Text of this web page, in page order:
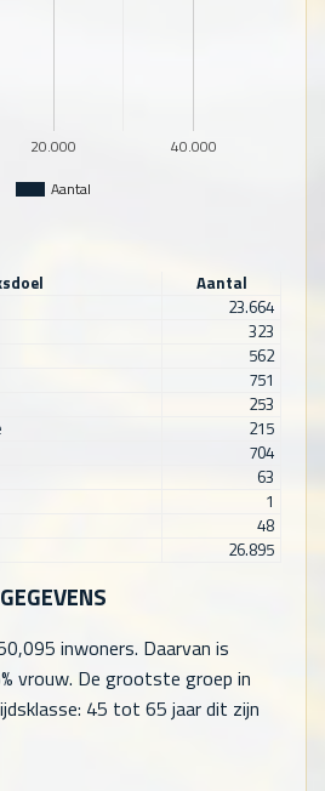
Aantal
20.000 40.000
Aantal
23.664
323
562
751
253
215
704
63
1
48
26.895
inwoners. Daarvan is
vrouw. De grootste groep in
45 tot 65 jaar dit zijn